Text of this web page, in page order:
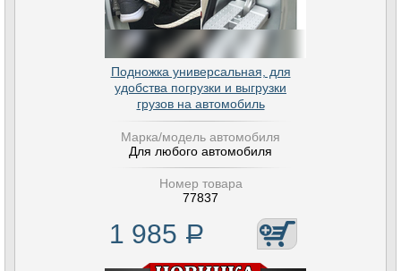
Подножка универсальная, для
удобства погрузки и выгрузки
грузов на автомобиль
Марка/модель автомобиля
Для любого автомобиля
Номер товара
77837
1 985 Р